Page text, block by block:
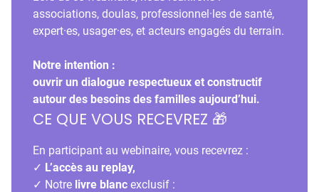
associations, doulas, professionnel·les de santé,
expert·es, usager·es, et acteurs engagés du terrain.
Notre intention :
ouvrir un dialogue respectueux et constructif
autour des besoins des familles aujourd’hui.
CE QUE VOUS RECEVREZ 🎁
En participant au webinaire, vous recevrez :
✓ L’accès au replay,
✓ Notre livre blanc exclusif :